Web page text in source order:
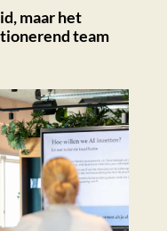
maar het
team